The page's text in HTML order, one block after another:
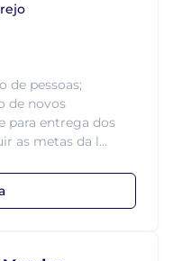
de pessoas;
de novos
para entrega dos
as metas da l...